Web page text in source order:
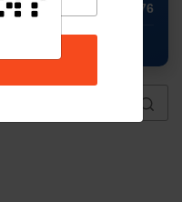
6.76